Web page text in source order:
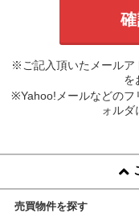
※ご記入頂いたメールア
を
※Yahoo!メールなどのフ
ォルダ
売買物件を探す